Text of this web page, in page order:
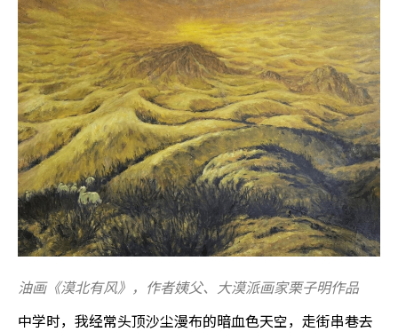
油画《漠北有风》，作者姨父、大漠派画家栗子明作品
中学时，我经常头顶沙尘漫布的暗血色天空，走街串巷去